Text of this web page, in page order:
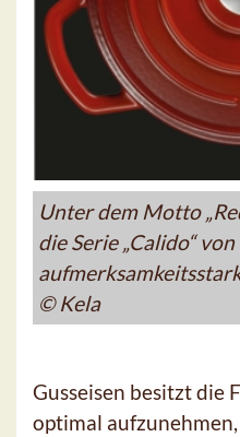
Unter dem Motto
die Serie „Calido“
© Kela
Gusseisen besitzt die
optimal